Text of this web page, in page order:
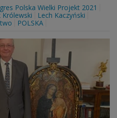
Polska Wielki Projekt 2021
Królewski
Lech Kaczyński
POLSKA